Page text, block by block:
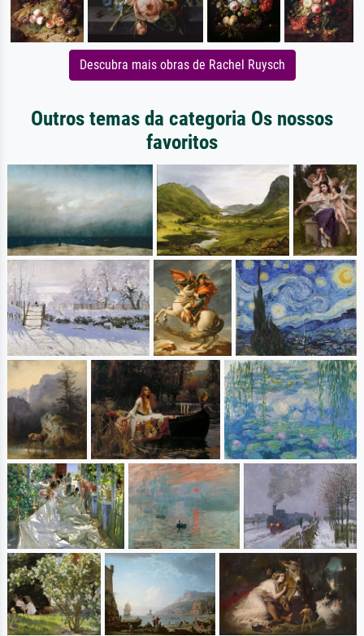
Descubra mais obras de Rachel Ruysch
Outros temas da categoria Os nossos
favoritos